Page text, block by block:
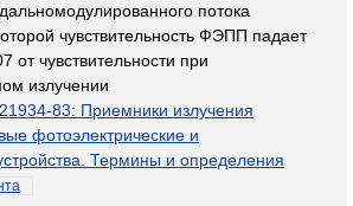
потока
чувствительность ФЭПП падает
от чувствительности при
излучении
83: Приемники излучения
фотоэлектрические и
Термины и определения